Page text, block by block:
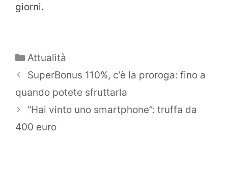
giorni.
Categorie
Attualità
SuperBonus 110%, c’è la proroga: fino a
quando potete sfruttarla
“Hai vinto uno smartphone”: truffa da
400 euro